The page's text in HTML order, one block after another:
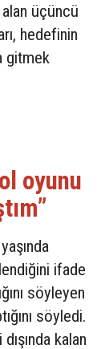
üçüncü
hedefinin
gitmek
oyunu
ifade
söyleyen
söyledi.
kalan